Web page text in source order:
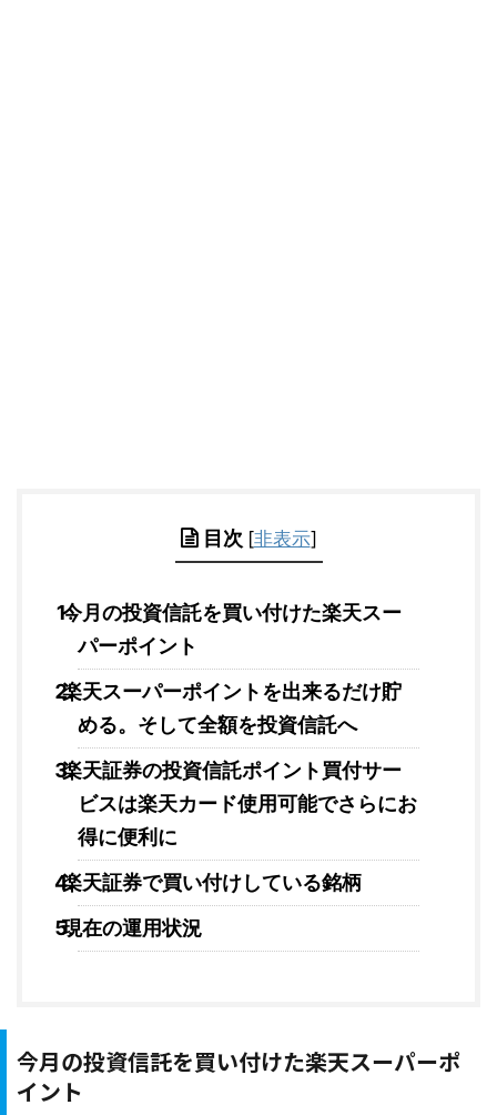
目次 [非表示]
今月の投資信託を買い付けた楽天スー
パーポイント
楽天スーパーポイントを出来るだけ貯
める。そして全額を投資信託へ
楽天証券の投資信託ポイント買付サー
ビスは楽天カード使用可能でさらにお
得に便利に
楽天証券で買い付けしている銘柄
現在の運用状況
今月の投資信託を買い付けた楽天スーパーポ
イント